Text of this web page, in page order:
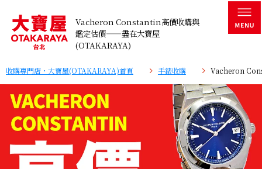
Vacheron Constantin高價收購與
鑑定估價——盡在大寶屋
(OTAKARAYA)
收購專門店・大寶屋(OTAKARAYA)首頁 手錶收購 Vacheron